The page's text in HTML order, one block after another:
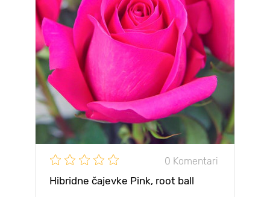
0 Komentari
Hibridne čajevke Pink, root ball